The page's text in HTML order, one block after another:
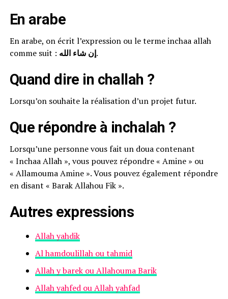
En arabe
En arabe, on écrit l’expression ou le terme inchaa allah
comme suit : إن شاء الله.
Quand dire in challah ?
Lorsqu’on souhaite la réalisation d’un projet futur.
Que répondre à inchalah ?
Lorsqu’une personne vous fait un doua contenant
« Inchaa Allah », vous pouvez répondre « Amine » ou
« Allamouma Amine ». Vous pouvez également répondre
en disant « Barak Allahou Fik ».
Autres expressions
Allah yahdik
Al hamdoulillah ou tahmid
Allah y barek ou Allahouma Barik
Allah yahfed ou Allah yahfad